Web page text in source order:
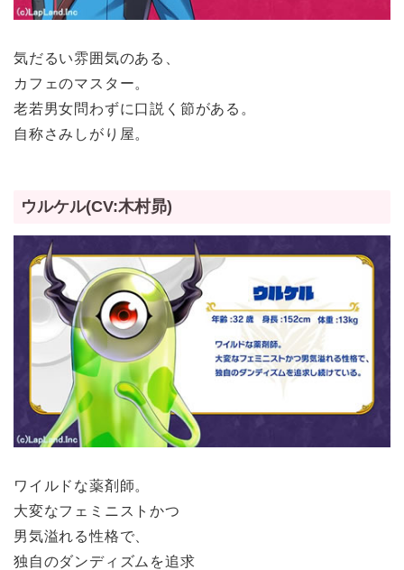
気だるい雰囲気のある、
カフェのマスター。
老若男女問わずに口説く節がある。
自称さみしがり屋。
ウルケル(CV:木村昴)
ワイルドな薬剤師。
大変なフェミニストかつ
男気溢れる性格で、
独自のダンディズムを追求